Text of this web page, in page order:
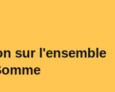
sur l'ensemble